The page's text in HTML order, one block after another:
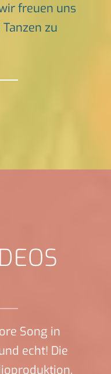
freuen uns
zu
Song in
echt! Die